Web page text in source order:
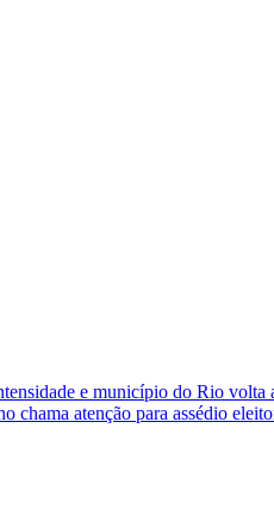
e município do Rio volta
chama atenção para assédio